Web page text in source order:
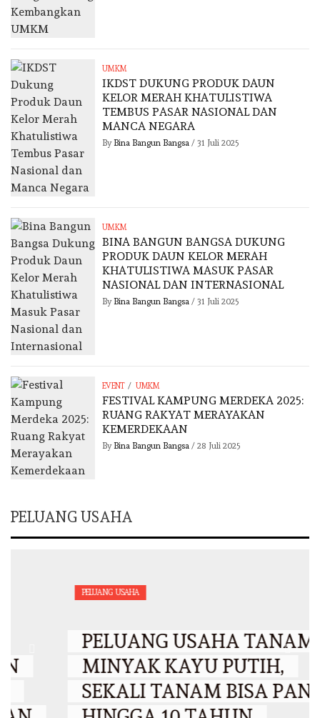
UMKM
IKDST DUKUNG PRODUK DAUN
KELOR MERAH KHATULISTIWA
TEMBUS PASAR NASIONAL DAN
MANCA NEGARA
By Bina Bangun Bangsa / 31 Juli 2025
UMKM
BINA BANGUN BANGSA DUKUNG
PRODUK DAUN KELOR MERAH
KHATULISTIWA MASUK PASAR
NASIONAL DAN INTERNASIONAL
By Bina Bangun Bangsa / 31 Juli 2025
EVENT / UMKM
FESTIVAL KAMPUNG MERDEKA 2025:
RUANG RAKYAT MERAYAKAN
KEMERDEKAAN
By Bina Bangun Bangsa / 28 Juli 2025
PELUANG USAHA
PELUANG USAHA
PELUANG USAHA TANAMAN
MINYAK KAYU PUTIH,
SEKALI TANAM BISA PANEN